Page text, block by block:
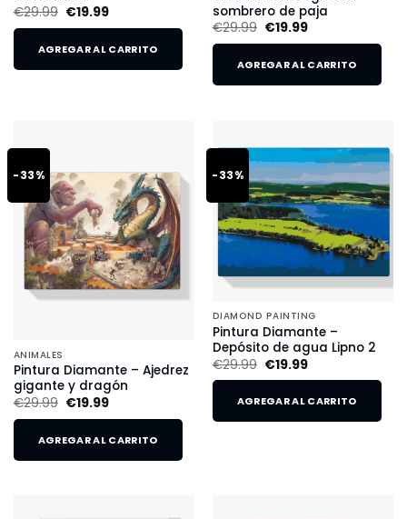
€29.99 €19.99
AGREGAR AL CARRITO
sombrero de paja
€29.99 €19.99
AGREGAR AL CARRITO
-33%
ANIMALES
Pintura Diamante – Ajedrez
gigante y dragón
€29.99 €19.99
AGREGAR AL CARRITO
-33%
DIAMOND PAINTING
Pintura Diamante –
Depósito de agua Lipno 2
€29.99 €19.99
AGREGAR AL CARRITO